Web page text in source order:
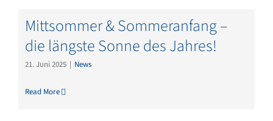
Mittsommer & Sommeranfang –
die längste Sonne des Jahres!
21. Juni 2025 | News
Read More